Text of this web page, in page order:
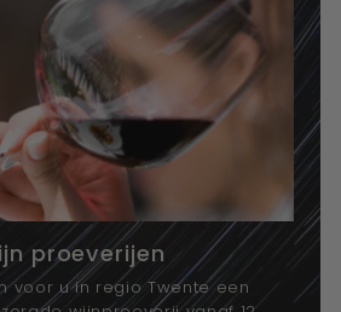
proeverijen
voor u in regio Twente een